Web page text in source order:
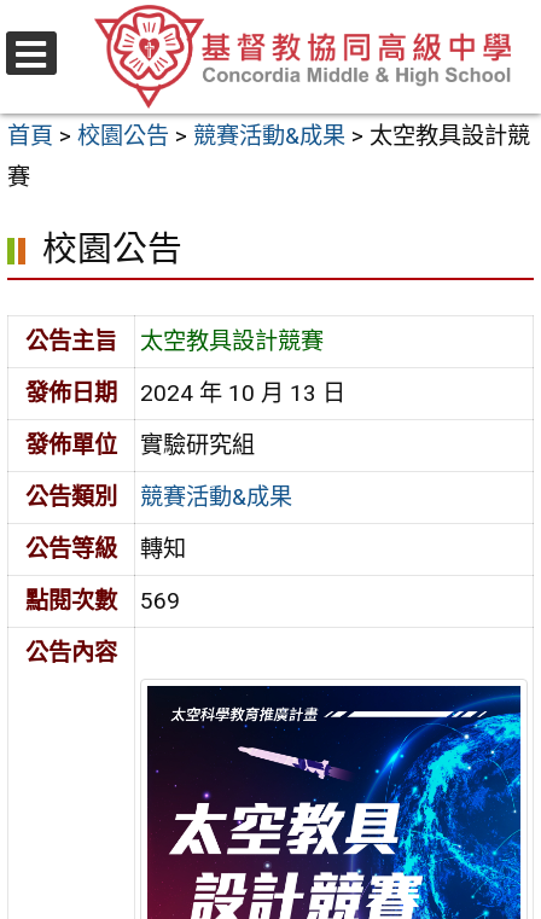
至
要
內
區
首頁 > 校園公告 > 競賽活動&成果 > 太空教具設計競
賽
校園公告
公告主旨
太空教具設計競賽
發佈日期
2024 年 10 月 13 日
發佈單位
實驗研究組
公告類別
競賽活動&成果
公告等級
轉知
點閱次數
569
公告內容
選
單